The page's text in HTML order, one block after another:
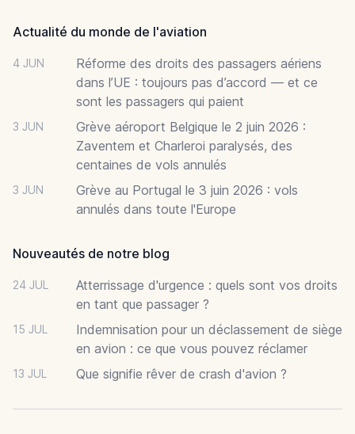
Actualité du monde de l'aviation
4 JUN
Réforme des droits des passagers aériens
dans l’UE : toujours pas d’accord — et ce
sont les passagers qui paient
3 JUN
Grève aéroport Belgique le 2 juin 2026 :
Zaventem et Charleroi paralysés, des
centaines de vols annulés
3 JUN
Grève au Portugal le 3 juin 2026 : vols
annulés dans toute l'Europe
Nouveautés de notre blog
24 JUL
Atterrissage d'urgence : quels sont vos droits
en tant que passager ?
15 JUL
Indemnisation pour un déclassement de siège
en avion : ce que vous pouvez réclamer
13 JUL Que signifie rêver de crash d'avion ?